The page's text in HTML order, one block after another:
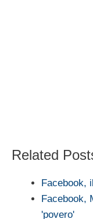
Related
Facebook,
Facebook,
'povero'